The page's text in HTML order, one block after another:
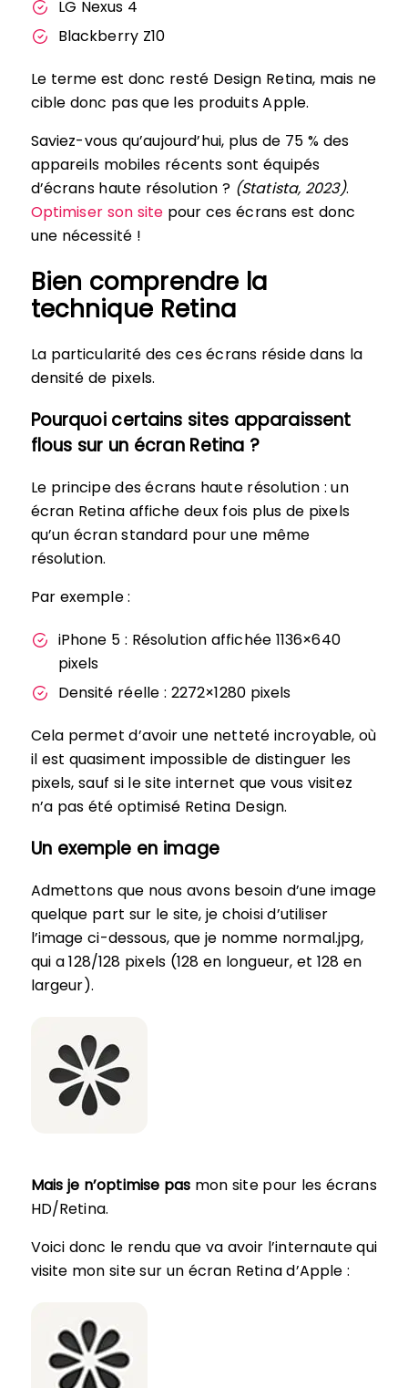
LG Nexus 4
Blackberry Z10
Le terme est donc resté Design Retina, mais ne
cible donc pas que les produits Apple.
Saviez-vous qu’aujourd’hui, plus de 75 % des
appareils mobiles récents sont équipés
d’écrans haute résolution ? (Statista, 2023).
Optimiser son site pour ces écrans est donc
une nécessité !
Bien comprendre la
technique Retina
La particularité des ces écrans réside dans la
densité de pixels.
Pourquoi certains sites apparaissent
flous sur un écran Retina ?
Le principe des écrans haute résolution : un
écran Retina affiche deux fois plus de pixels
qu’un écran standard pour une même
résolution.
Par exemple :
iPhone 5 : Résolution affichée 1136×640
pixels
Densité réelle : 2272×1280 pixels
Cela permet d’avoir une netteté incroyable, où
il est quasiment impossible de distinguer les
pixels, sauf si le site internet que vous visitez
n’a pas été optimisé Retina Design.
Un exemple en image
Admettons que nous avons besoin d’une image
quelque part sur le site, je choisi d’utiliser
l’image ci-dessous, que je nomme normal.jpg,
qui a 128/128 pixels (128 en longueur, et 128 en
largeur).
Mais je n’optimise pas mon site pour les écrans
HD/Retina.
Voici donc le rendu que va avoir l’internaute qui
visite mon site sur un écran Retina d’Apple :